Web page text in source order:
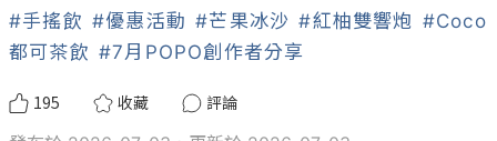
#手搖飲 #優惠活動 #芒果冰沙 #紅柚雙響炮 #Coco
都可茶飲 #7月POPO創作者分享
195 收藏
評論